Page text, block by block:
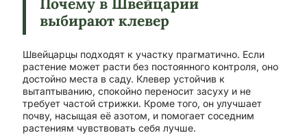
выбирают клевер
Швейцарцы подходят к участку прагматично. Если
растение может расти без постоянного контроля, оно
достойно места в саду. Клевер устойчив к
вытаптыванию, спокойно переносит засуху и не
требует частой стрижки. Кроме того, он улучшает
почву, насыщая её азотом, и помогает соседним
растениям чувствовать себя лучше.